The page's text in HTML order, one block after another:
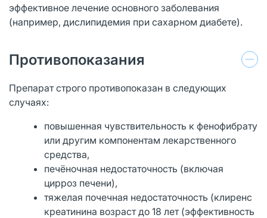
эффективное лечение основного заболевания
(например, дислипидемия при сахарном диабете).
Противопоказания
Препарат строго противопоказан в следующих
случаях:
повышенная чувствительность к фенофибрату
или другим компонентам лекарственного
средства,
печёночная недостаточность (включая
цирроз печени),
тяжелая почечная недостаточность (клиренс
креатинина возраст до 18 лет (эффективность